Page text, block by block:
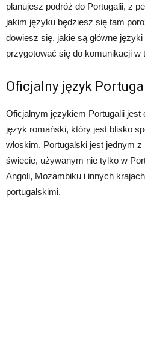
planujesz podróż do Portugalii, z
jakim języku będziesz się tam
dowiesz się, jakie są główne
przygotować się do komunikacji w
Oficjalny język
Oficjalnym językiem Portugalii
język romański, który jest blisko
włoskim. Portugalski jest jednym
świecie, używanym nie tylko w
Angoli, Mozambiku i innych
portugalskimi.